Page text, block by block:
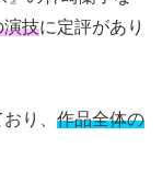
演技に定評があり
り、 作品全体の